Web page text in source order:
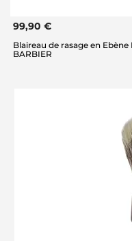
99,90 €
Blaireau de rasage en Ebène
BARBIER